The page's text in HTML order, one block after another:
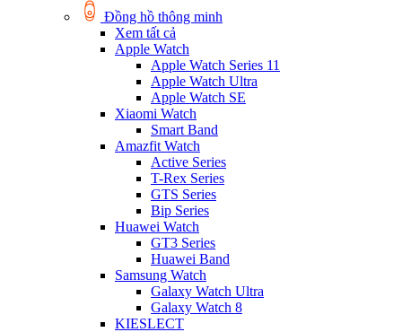
Đồng hồ thông minh
Xem tất cả
Apple Watch
Apple Watch Series 11
Apple Watch Ultra
Apple Watch SE
Xiaomi Watch
Smart Band
Amazfit Watch
Active Series
T-Rex Series
GTS Series
Bip Series
Huawei Watch
GT3 Series
Huawei Band
Samsung Watch
Galaxy Watch Ultra
Galaxy Watch 8
KIESLECT